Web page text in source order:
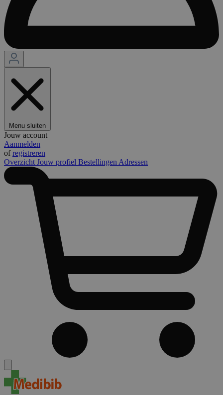
Menu sluiten
Jouw account
Aanmelden
ofregistreren
Overzicht Jouw profiel Bestellingen Adressen